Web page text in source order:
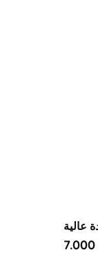
عالية